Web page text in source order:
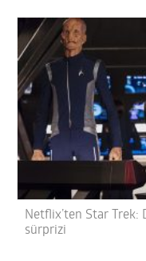
Netflix’ten Star Trek:
sürprizi